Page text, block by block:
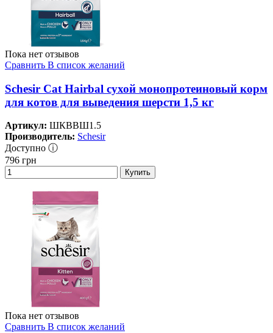
Пока нет отзывов
Сравнить В список желаний
Schesir Cat Hairbal сухой монопротеиновый корм
для котов для выведения шерсти 1,5 кг
Артикул: ШКВВШ1.5
Производитель: Schesir
Доступно ⓘ
796 грн
Купить
Пока нет отзывов
Сравнить В список желаний